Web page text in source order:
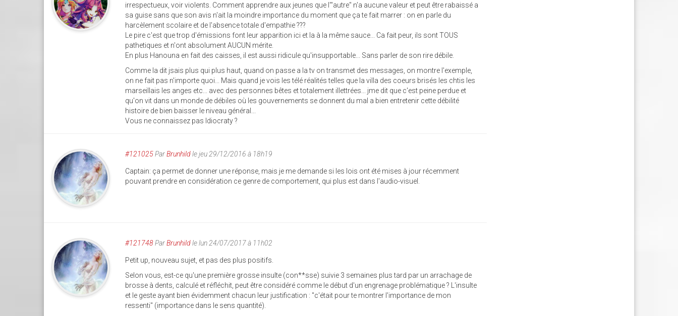
irrespectueux, voir violents. Comment apprendre aux jeunes que l'"autre" n'a aucune valeur et peut être rabaissé a
sa guise sans que son avis n'ait la moindre importance du moment que ça te fait marrer : on en parle du
harcèlement scolaire et de l'absence totale d'empathie ???
Le pire c'est que trop d'émissions font leur apparition ici et la à la même sauce... Ca fait peur, ils sont TOUS
pathetiques et n'ont absolument AUCUN mérite.
En plus Hanouna en fait des caisses, il est aussi ridicule qu'insupportable... Sans parler de son rire débile.
Comme la dit jsais plus qui plus haut, quand on passe a la tv on transmet des messages, on montre l'exemple,
on ne fait pas n'importe quoi... Mais quand je vois les télé réalités telles que la villa des coeurs brisés les chtis les
marseillais les anges etc... avec des personnes bêtes et totalement illettrées... jme dit que c'est peine perdue et
qu'on vit dans un monde de débiles où les gouvernements se donnent du mal a bien entretenir cette débilité
histoire de bien baisser le niveau général...
Vous ne connaissez pas Idiocraty ?
#121025ParBrunhildle jeu 29/12/2016 à 18h19
Captain: ça permet de donner une réponse, mais je me demande si les lois ont été mises à jour récemment
pouvant prendre en considération ce genre de comportement, qui plus est dans l'audio-visuel.
#121748ParBrunhildle lun 24/07/2017 à 11h02
Petit up, nouveau sujet, et pas des plus positifs.
Selon vous, est-ce qu'une première grosse insulte (con**sse) suivie 3 semaines plus tard par un arrachage de
brosse à dents, calculé et réfléchit, peut être considéré comme le début d'un engrenage problématique ? L'insulte
et le geste ayant bien évidemment chacun leur justification : "c'était pour te montrer l'importance de mon
ressenti" (importance dans le sens quantité).